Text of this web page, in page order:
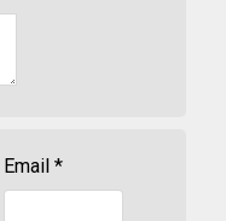
Email *